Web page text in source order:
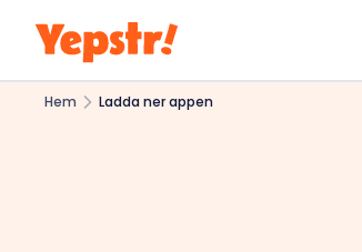
Hem Ladda ner appen